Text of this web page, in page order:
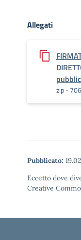
Allegati
zip -
Pubblicato:
Eccetto dove
Creative